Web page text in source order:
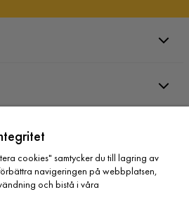
cookies" samtycker du till lagring av
navigeringen på webbplatsen,
och bistå i våra